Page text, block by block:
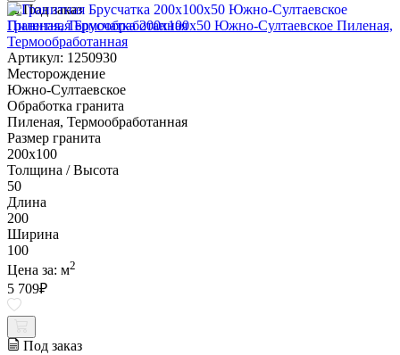
Под заказ
Гранитная Брусчатка 200х100x50 Южно-Султаевское Пиленая,
Термообработанная
Артикул: 1250930
Месторождение
Южно-Султаевское
Обработка гранита
Пиленая, Термообработанная
Размер гранита
200х100
Толщина / Высота
50
Длина
200
Ширина
100
Цена за: м2
5 709₽
Под заказ